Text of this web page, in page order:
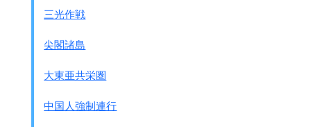
三光作戦
尖閣諸島
大東亜共栄圏
中国人強制連行